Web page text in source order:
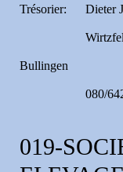
Trésorier: Dieter
Bullingen
080/
019-